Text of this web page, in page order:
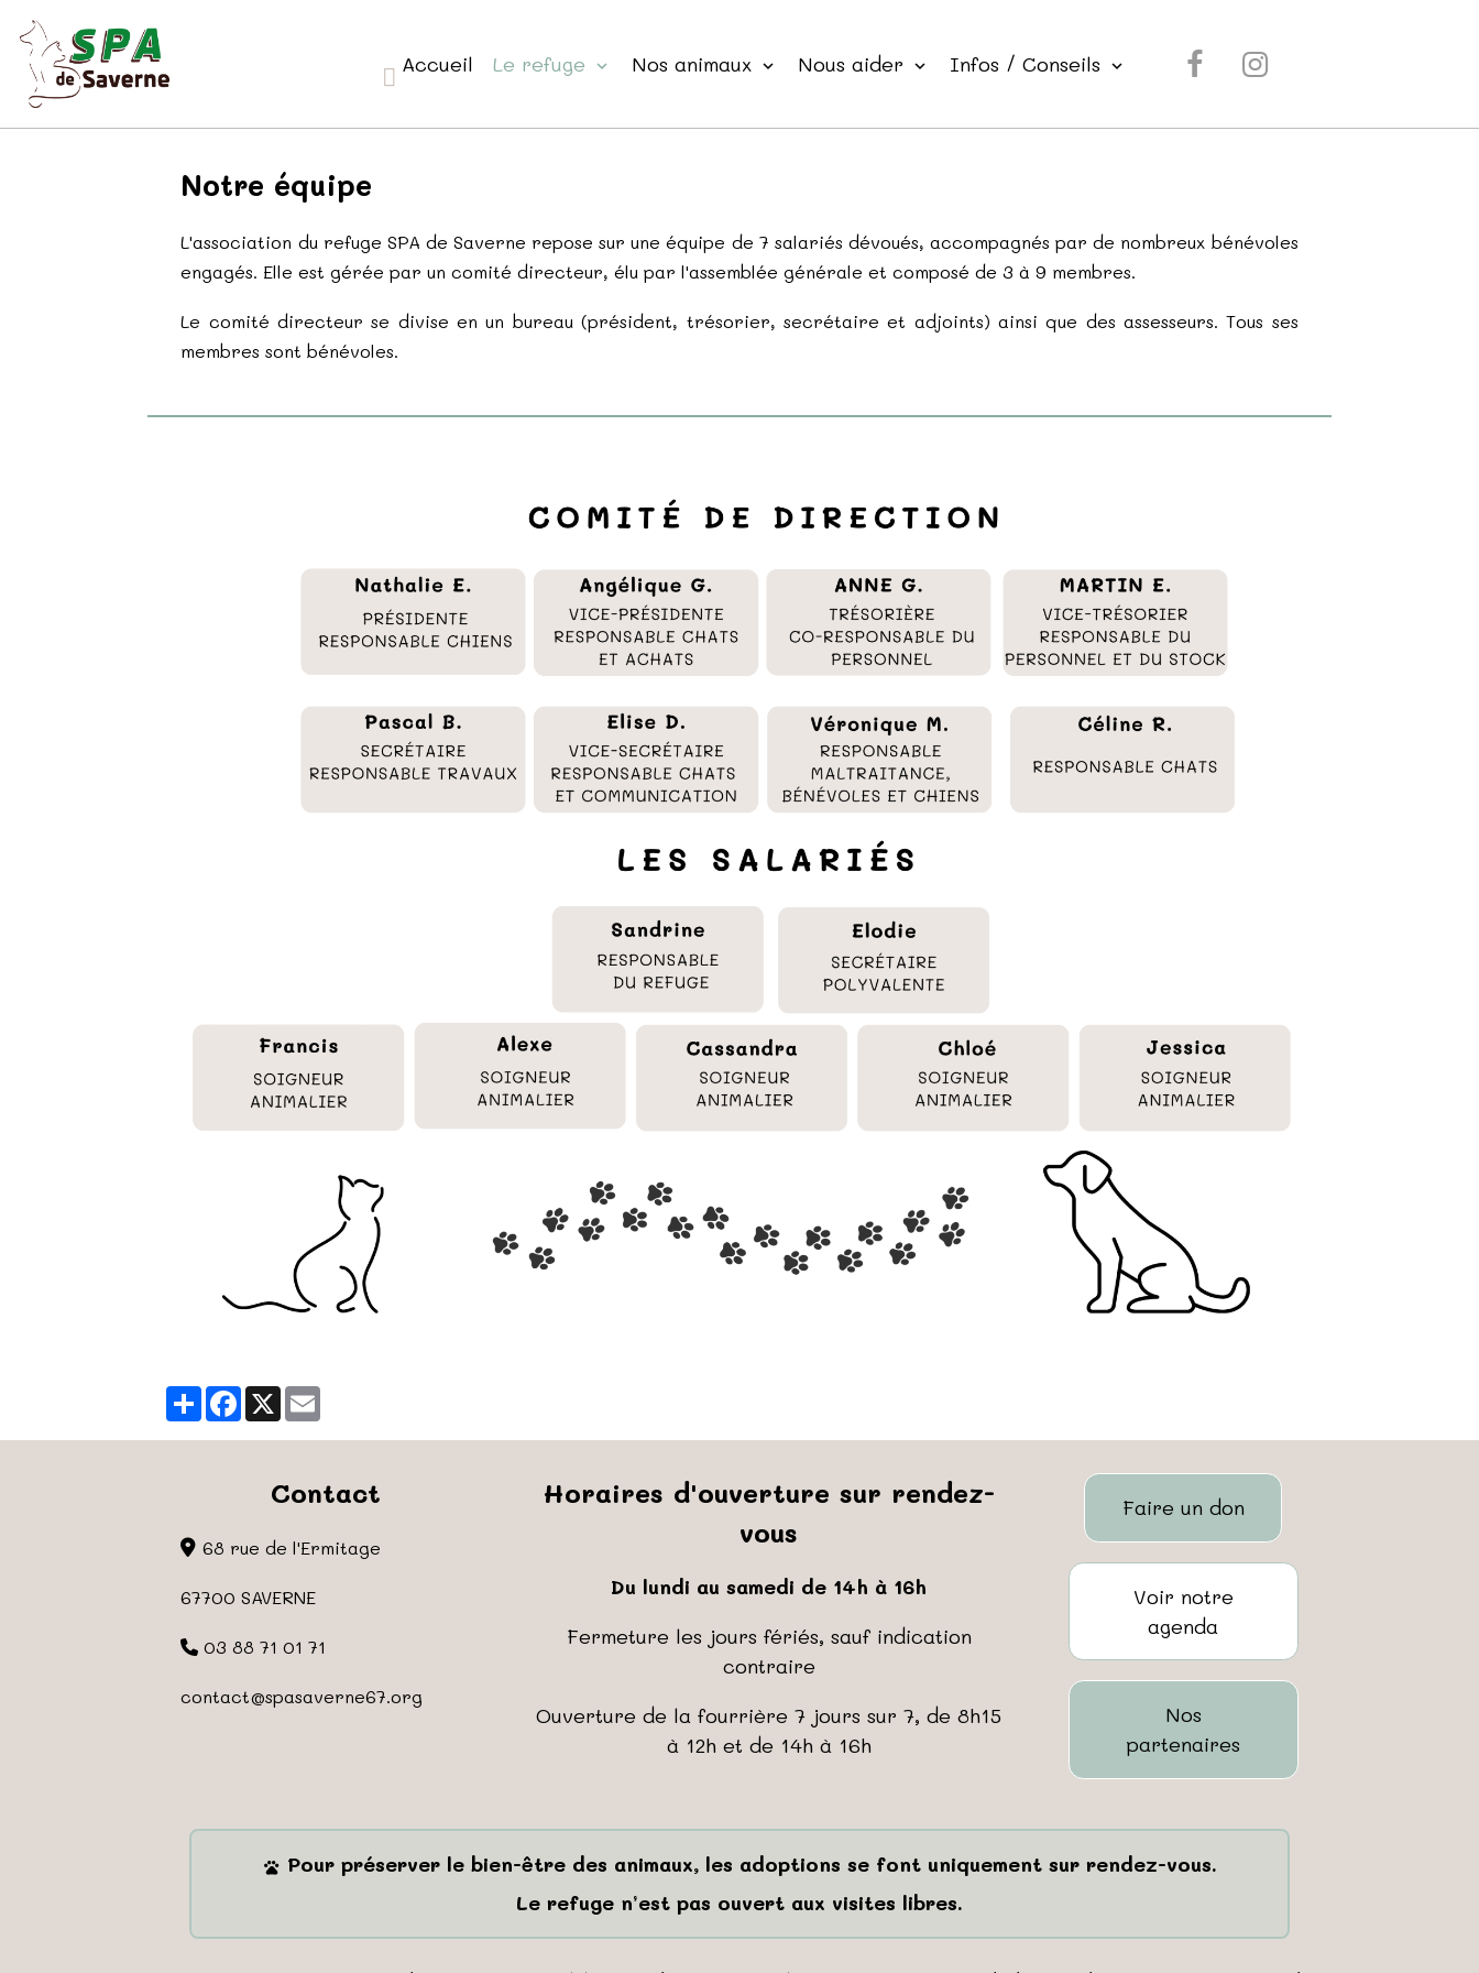
Accueil Le refuge Nos animaux Nous aider Infos / Conseils
Notre équipe
L'association du refuge SPA de Saverne repose sur une équipe de 7 salariés dévoués, accompagnés par de nombreux bénévoles
engagés. Elle est gérée par un comité directeur, élu par l'assemblée générale et composé de 3 à 9 membres.
Le comité directeur se divise en un bureau (président, trésorier, secrétaire et adjoints) ainsi que des assesseurs. Tous ses
membres sont bénévoles.
Partager
Facebook
X
Contact
68 rue de l'Ermitage
67700 SAVERNE
03 88 71 01 71
contact@spasaverne67.org
Horaires d'ouverture sur rendez-
vous
Du lundi au samedi de 14h à 16h
Fermeture les jours fériés, sauf indication
contraire
Ouverture de la fourrière 7 jours sur 7, de 8h15
à 12h et de 14h à 16h
Faire un don
Voir notre
agenda
Nos
partenaires
Pour préserver le bien-être des animaux, les adoptions se font uniquement sur rendez-vous.
Le refuge n’est pas ouvert aux visites libres.